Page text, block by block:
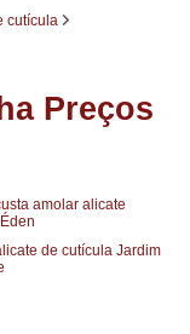
cutícula
Preços